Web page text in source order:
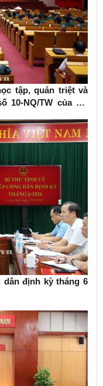
tập, quán triệt và
10-NQ/TW của Bộ
định kỳ tháng 6